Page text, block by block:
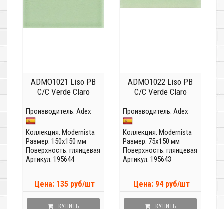
ADMO1021 Liso PB
C/C Verde Claro
Производитель: Adex
Коллекция: Modernista
Размер: 150x150 мм
Поверхность: глянцевая
Артикул: 195644
Цена: 135 руб/шт
КУПИТЬ
ADMO1022 Liso PB
C/C Verde Claro
Производитель: Adex
Коллекция: Modernista
Размер: 75x150 мм
Поверхность: глянцевая
Артикул: 195643
Цена: 94 руб/шт
КУПИТЬ